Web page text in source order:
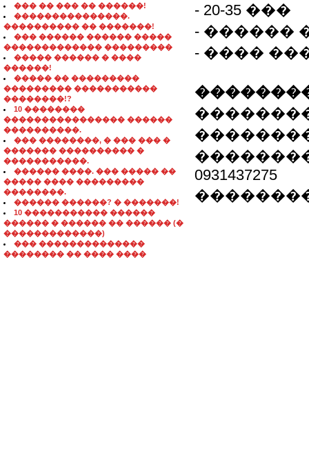
��� �� ��� �� ������!
���������������.
���������� �� �������!
��� ������ ������ �����
������������� ���������
����� ������ � ����
������!
����� �� ���������
��������� �����������
��������!?
10 ��������
���������������� ������
����������.
��� ��������, � ��� ��� �
������� ���������� �
�����������.
������ ����. ��� ����� ��
����� ���� ���������
��������.
������ ������? � �������!
10 ����������� ������
������ � ������ �� ������ (�
�������������)
��� ��������������
�������� �� ���� ����
- 20-35 ���
- ������
- ����
0931437275
����������